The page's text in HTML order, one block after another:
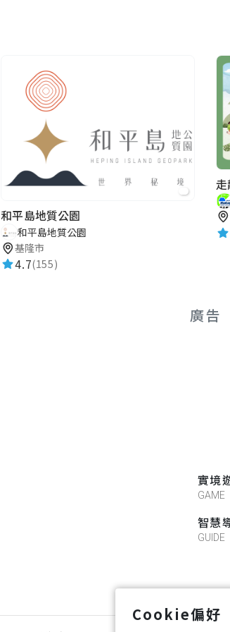
和平島地質公園
和平島地質公園
基隆市
4.7(155)
廣告
實境
GAME
智慧
GUIDE
Cookie偏好